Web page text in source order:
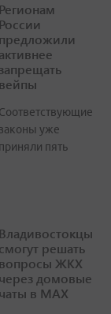
Регионам
России
предложили
активнее
запрещать
вейпы
Соответствующие
законы уже
приняли пять
Владивостокцы
смогут решать
вопросы ЖКХ
через домовые
чаты в МАХ